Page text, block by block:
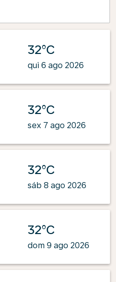
32°C
qui 6 ago 2026
32°C
sex 7 ago 2026
32°C
sáb 8 ago 2026
32°C
dom 9 ago 2026